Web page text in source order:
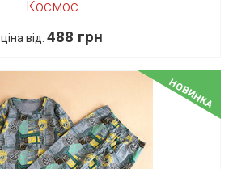
Космос
ціна від: 488 грн
НОВИНКА